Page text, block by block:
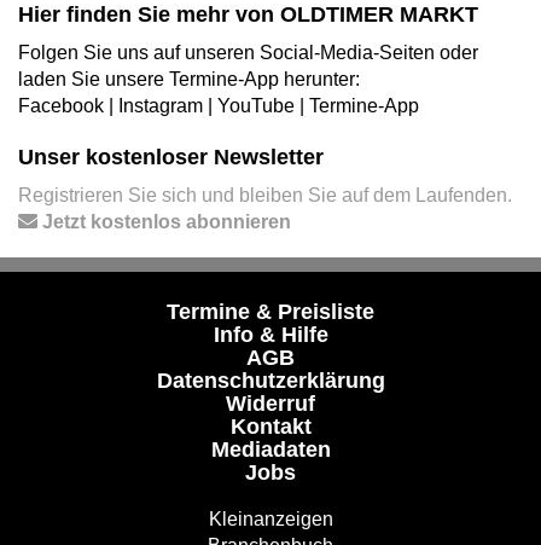
Hier finden Sie mehr von OLDTIMER MARKT
Folgen Sie uns auf unseren Social-Media-Seiten oder
laden Sie unsere Termine-App herunter:
Facebook
Instagram YouTube Termine-App
Unser kostenloser Newsletter
Registrieren Sie sich und bleiben Sie auf dem Laufenden.
Jetzt kostenlos abonnieren
Termine & Preisliste
Info & Hilfe
AGB
Datenschutzerklärung
Widerruf
Kontakt
Mediadaten
Jobs
Kleinanzeigen